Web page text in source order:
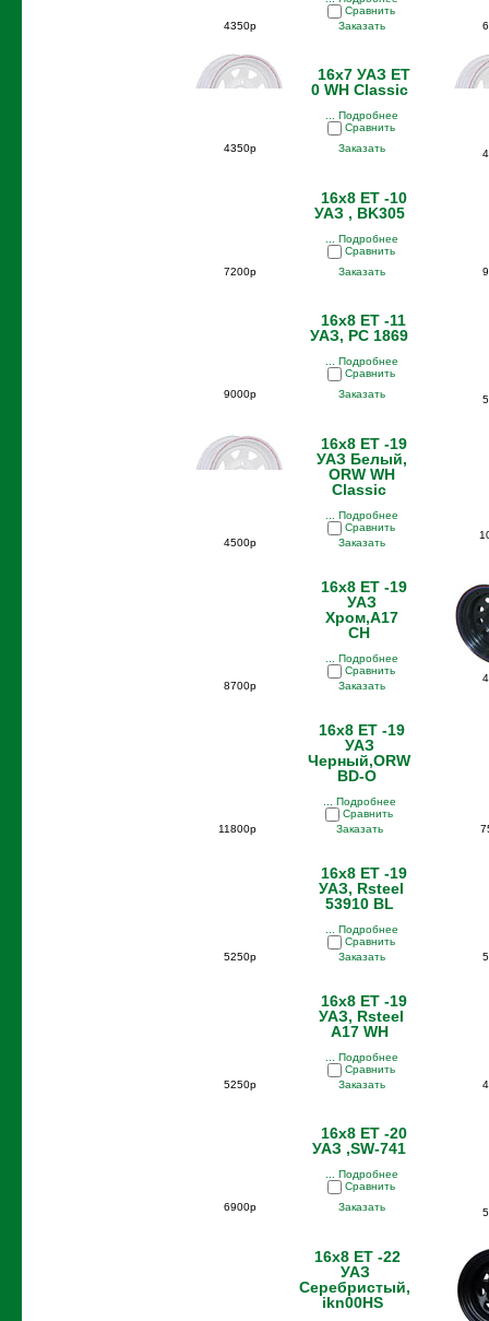
Сравнить
4350р
Заказать
16x7 УАЗ ET
0 WH Classic
... Подробнее
Сравнить
4350р
Заказать
16x8 ET -10
УАЗ , BK305
... Подробнее
Сравнить
7200р
Заказать
16x8 ET -11
УАЗ, PC 1869
... Подробнее
Сравнить
9000р
Заказать
16x8 ET -19
УАЗ Белый,
ORW WH
Classic
... Подробнее
Сравнить
4500р
Заказать
16x8 ET -19
УАЗ
Хром,A17
CH
... Подробнее
Сравнить
8700р
Заказать
16x8 ET -19
УАЗ
Черный,ORW
BD-O
... Подробнее
Сравнить
11800р
Заказать
16x8 ET -19
УАЗ, Rsteel
53910 BL
... Подробнее
Сравнить
5250р
Заказать
16x8 ET -19
УАЗ, Rsteel
A17 WH
... Подробнее
Сравнить
5250р
Заказать
16x8 ET -20
УАЗ ,SW-741
... Подробнее
Сравнить
6900р
Заказать
16x8 ET -22
УАЗ
Серебристый,
ikn00HS